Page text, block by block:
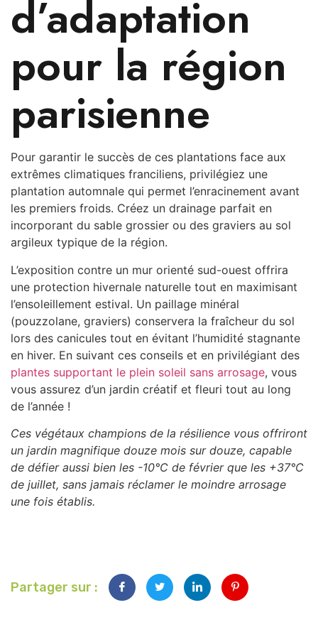
d’adaptation
pour la région
parisienne
Pour garantir le succès de ces plantations face aux
extrêmes climatiques franciliens, privilégiez une
plantation automnale qui permet l’enracinement avant
les premiers froids. Créez un drainage parfait en
incorporant du sable grossier ou des graviers au sol
argileux typique de la région.
L’exposition contre un mur orienté sud-ouest offrira
une protection hivernale naturelle tout en maximisant
l’ensoleillement estival. Un paillage minéral
(pouzzolane, graviers) conservera la fraîcheur du sol
lors des canicules tout en évitant l’humidité stagnante
en hiver. En suivant ces conseils et en privilégiant des
plantes supportant le plein soleil sans arrosage, vous
vous assurez d’un jardin créatif et fleuri tout au long
de l’année !
Ces végétaux champions de la résilience vous offriront
un jardin magnifique douze mois sur douze, capable
de défier aussi bien les -10°C de février que les +37°C
de juillet, sans jamais réclamer le moindre arrosage
une fois établis.
Partager sur :